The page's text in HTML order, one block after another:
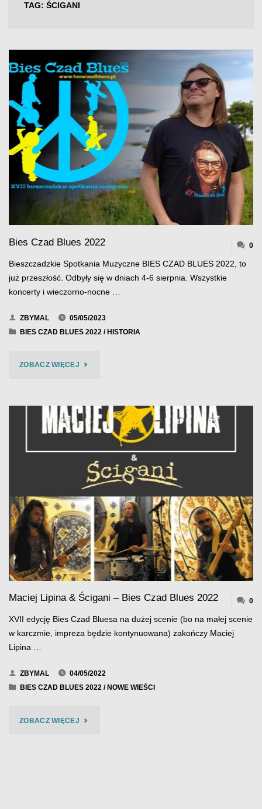
TAG: ŚCIGANI
Bies Czad Blues 2022 0
Bieszczadzkie Spotkania Muzyczne BIES CZAD BLUES 2022, to
już przeszłość. Odbyły się w dniach 4-6 sierpnia. Wszystkie
koncerty i wieczorno-nocne …
ZBYMAL
05/05/2023
BIES CZAD BLUES 2022/ HISTORIA
ZOBACZ WIĘCEJ"BIES
BLUES
2022"
Maciej Lipina & Ścigani – Bies Czad Blues 2022 0
XVII edycję Bies Czad Bluesa na dużej scenie (bo na małej scenie
w karczmie, impreza będzie kontynuowana) zakończy Maciej
Lipina …
ZBYMAL
04/05/2022
BIES CZAD BLUES 2022/ NOWE WIEŚCI
ZOBACZ WIĘCEJ"MACIEJ